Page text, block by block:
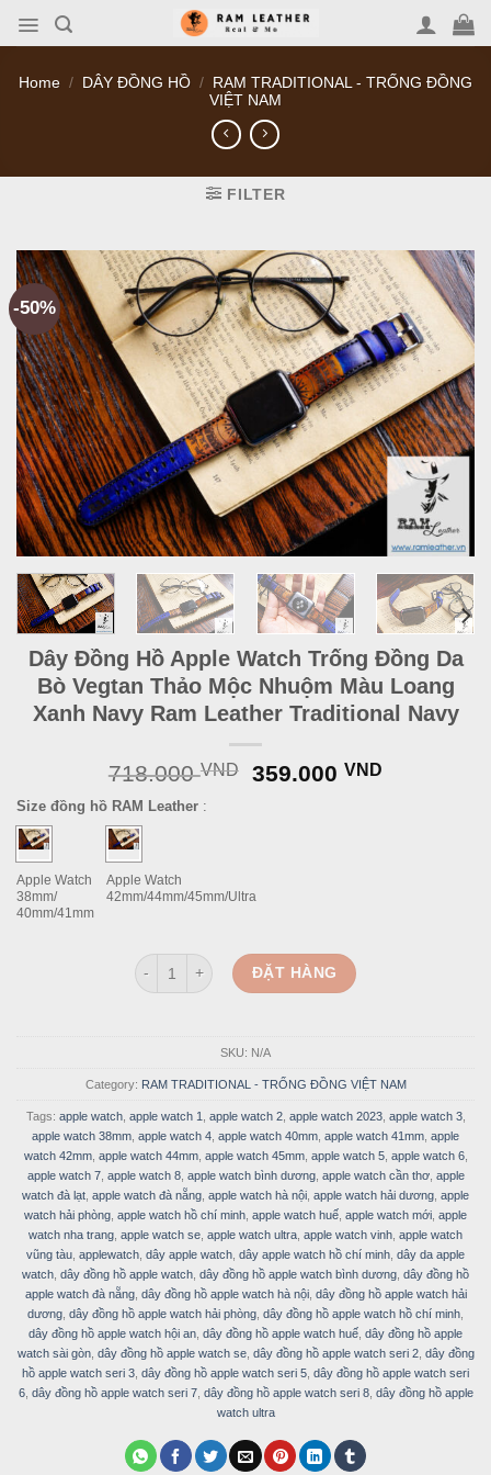
Home / DÂY ĐỒNG HỒ / RAM TRADITIONAL - TRỐNG ĐỒNG
VIỆT NAM
FILTER
-50%
Dây Đồng Hồ Apple Watch Trống Đồng Da
Bò Vegtan Thảo Mộc Nhuộm Màu Loang
Xanh Navy Ram Leather Traditional Navy
718.000VND
Original
359.000VND
Size đồng hồ RAM Leather :
Apple Watch
38mm/
40mm/41mm
Apple Watch
42mm/44mm/45mm/Ultra
Dây Đồng Hồ Apple Watch Trống Đồng Da Bò
ĐẶT HÀNG
SKU: N/A
Category: RAM TRADITIONAL - TRỐNG ĐỒNG VIỆT NAM
Tags: apple watch, apple watch 1 apple watch 2, apple watch 2023, apple watch 3,
apple watch 38mm apple watch 4 apple watch 40mm apple watch 41mm apple
watch 42mm, apple watch 44mm, apple watch 45mm, apple watch 5, apple watch 6,
apple watch 7, apple watch 8, apple watch bình dương, apple watch cần thơ, apple
watch đà lạt apple watch đà nẵng apple watch hà nội apple watch hải dương apple
watch hải phòng apple watch hồ chí minh apple watch huế apple watch mới apple
watch nha trang apple watch se apple watch ultra apple watch vinh apple watch
vũng tàu applewatch dây apple watch dây apple watch hồ chí minh dây da apple
watch dây đồng hồ apple watch dây đồng hồ apple watch bình dương dây đồng hồ
apple watch đà nẵng, dây đồng hồ apple watch hà nội, dây đồng hồ apple watch hải
dương dây đồng hồ apple watch hải phòng dây đồng hồ apple watch hồ chí minh
dây đồng hồ apple watch hội an dây đồng hồ apple watch huế dây đồng hồ apple
watch sài gòn, dây đồng hồ apple watch se, dây đồng hồ apple watch seri 2, dây đồng
hồ apple watch seri 3 dây đồng hồ apple watch seri 5 dây đồng hồ apple watch seri
6, dây đồng hồ apple watch seri 7, dây đồng hồ apple watch seri 8, dây đồng hồ apple
watch ultra